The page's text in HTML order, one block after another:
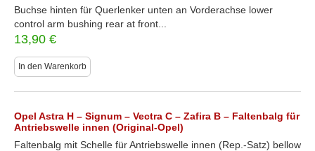
Buchse hinten für Querlenker unten an Vorderachse lower
control arm bushing rear at front...
13,90 €
In den Warenkorb
Opel Astra H – Signum – Vectra C – Zafira B – Faltenbalg für
Antriebswelle innen (Original-Opel)
Faltenbalg mit Schelle für Antriebswelle innen (Rep.-Satz) bellow